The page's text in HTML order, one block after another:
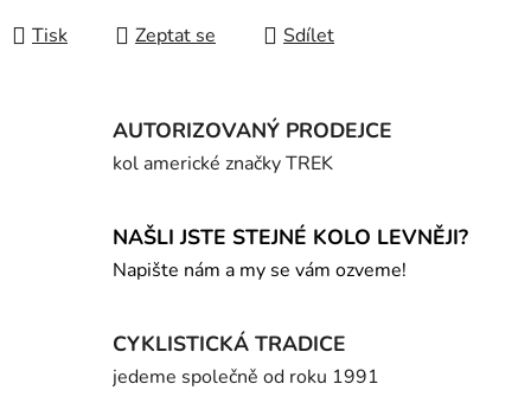
Tisk Zeptat se Sdílet
AUTORIZOVANÝ PRODEJCE
kol americké značky TREK
NAŠLI JSTE STEJNÉ KOLO LEVNĚJI?
Napište nám a my se vám ozveme!
CYKLISTICKÁ TRADICE
jedeme společně od roku 1991